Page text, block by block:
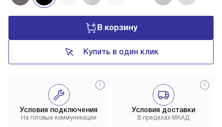
В корзину
Купить в один клик
Условия доставки
В пределах МКАД
Условия подключения
На готовые коммуникации